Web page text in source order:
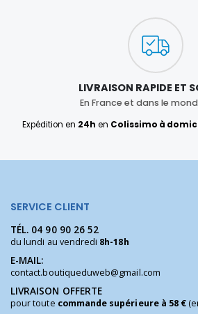
LIVRAISON RAPIDE ET
En France et dans le
Expédition en 24h en Colissimo à
SERVICE CLIENT
TÉL. 04 90 90 26 52
du lundi au vendredi 8h-18h
E-MAIL:
contact.boutiqueduweb@gmail.com
LIVRAISON OFFERTE
pour toute commande supérieure à 58 €